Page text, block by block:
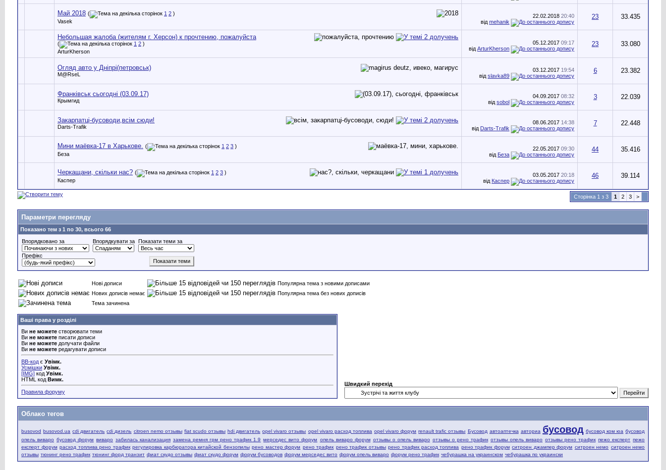
Май 2018 ( 1 2 )
Vasek
22.02.2018 20:40
від mehanik
23 33.435
Небольшая жалоба (жителям г. Херсон) к прочтению, пожалуйста
( 1 2 )
ArturKherson
05.12.2017 09:17
від ArturKherson
23 33.080
Огляд авто у Дніпрі(петровськ)
M@RseL
03.12.2017 19:54
від slavka89
6 23.382
Франкiвськ сьогоднi (03.09.17)
Крымгид
04.09.2017 08:32
від sobol
3 22.039
Закарпатці-бусоводи,всім сюди!
Darts-Trafik
08.06.2017 14:38
від Darts-Trafik
7 22.448
Мини маёвка-17 в Харькове. ( 1 2 3 )
Беза
22.05.2017 09:30
від Беза
44 35.416
Черкащани, скільки нас? ( 1 2 3 )
Каспер
03.05.2017 20:18
від Каспер
46 39.114
Сторінка 1 з 3 1 2 3 >
Параметри перегляду
Показано тем з 1 по 30, всього 66
Впорядковано за
Впорядкувати за Показати теми за
Префікс
Нові дописи
Популярна тема з новими дописами
Нових дописів немає
Популярна тема без нових дописів
Тема зачинена
Ваші права у розділі
Ви не можете створювати теми
Ви не можете писати дописи
Ви не можете долучати файли
Ви не можете редагувати дописи
BB-код є Увімк.
Усмішки Увімк.
[IMG] код Увімк.
HTML код Вимк.
Правила форуму
Швидкий перехід
Облако тегов
busovod busovod.ua cdi двигатель cdi дизель citroen nemo отзывы fiat scudo отзывы hdi двигатель opel vivaro отзывы opel vivaro расход топлива opel vivaro форум renault trafic отзывы Бусовод автоаптечка авториа бусовод бусовод ком юа бусовод
опель виваро бусовод форум виваро забилась канализация замена ремня грм рено трафик 1.9 мерседес вито форум опель виваро форум отзывы о опель виваро отзывы о рено трафик отзывы опель виваро отзывы рено трафик пежо експерт пежо
експерт форум расход топлива рено трафик регулировка карбюратора китайской бензопилы рено мастер форум рено трафик рено трафик отзывы рено трафик расход топлива рено трафик форум ситроен джампер форум ситроен немо ситроен немо
отзывы тюнинг рено трафик тюнинг форд транзит фиат скудо отзывы фиат скудо форум форум бусоводов форум мерседес вито форум опель виваро форум рено трафик чебурашка на украинском чебурашка по украински